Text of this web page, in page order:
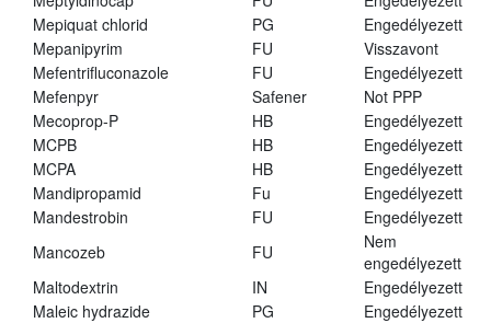
Mepiquat chlorid
PG
Engedélyezett
Mepanipyrim
FU
Visszavont
Mefentrifluconazole
FU
Engedélyezett
Mefenpyr
Safener
Not PPP
Mecoprop-P
HB
Engedélyezett
MCPB
HB
Engedélyezett
MCPA
HB
Engedélyezett
Mandipropamid
Fu
Engedélyezett
Mandestrobin
FU
Engedélyezett
Mancozeb
FU
Nem
engedélyezett
Maltodextrin
IN
Engedélyezett
Maleic hydrazide
PG
Engedélyezett